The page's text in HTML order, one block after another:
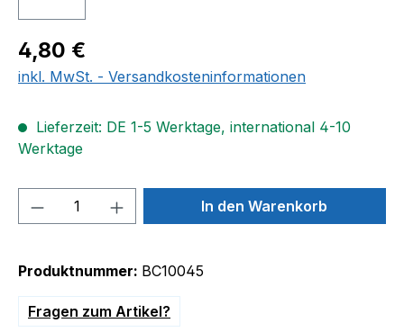
Regulärer Preis:
4,80 €
inkl. MwSt. - Versandkosteninformationen
Lieferzeit: DE 1-5 Werktage, international 4-10
Werktage
Produkt Anzahl: Gib denIn den Warenkorb
Produktnummer: BC10045
Fragen zum Artikel?